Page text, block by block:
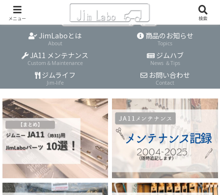
JimLaboとは
About
商品のお知らせ
Topics
JA11 メンテナンス
Custom＆Maintenance
ジムハブ
News ＆Tips
ジムライフ
Jim-life
お問い合わせ
Contact
メニュー 検索